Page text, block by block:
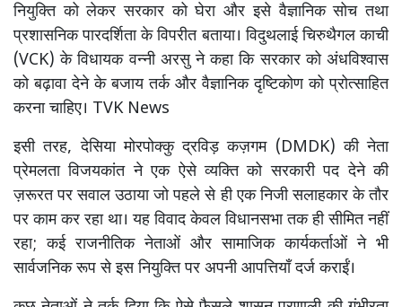
नियुक्ति को लेकर सरकार को घेरा और इसे वैज्ञानिक सोच तथा
प्रशासनिक पारदर्शिता के विपरीत बताया। विदुथलाई चिरुथैगल काची
(VCK) के विधायक वन्नी अरसु ने कहा कि सरकार को अंधविश्वास
को बढ़ावा देने के बजाय तर्क और वैज्ञानिक दृष्टिकोण को प्रोत्साहित
करना चाहिए। TVK News
इसी तरह, देसिया मोरपोक्कु द्रविड़ कज़गम (DMDK) की नेता
प्रेमलता विजयकांत ने एक ऐसे व्यक्ति को सरकारी पद देने की
ज़रूरत पर सवाल उठाया जो पहले से ही एक निजी सलाहकार के तौर
पर काम कर रहा था। यह विवाद केवल विधानसभा तक ही सीमित नहीं
रहा; कई राजनीतिक नेताओं और सामाजिक कार्यकर्ताओं ने भी
सार्वजनिक रूप से इस नियुक्ति पर अपनी आपत्तियाँ दर्ज कराईं।